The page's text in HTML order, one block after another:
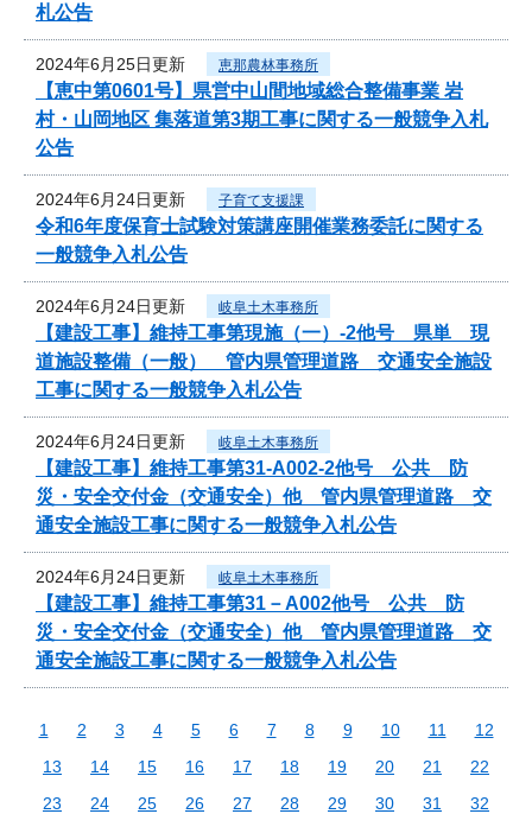
札公告
2024年6月25日更新 恵那農林事務所
【恵中第0601号】県営中山間地域総合整備事業 岩
村・山岡地区 集落道第3期工事に関する一般競争入札
公告
2024年6月24日更新 子育て支援課
令和6年度保育士試験対策講座開催業務委託に関する
一般競争入札公告
2024年6月24日更新 岐阜土木事務所
【建設工事】維持工事第現施（一）-2他号 県単 現
道施設整備（一般） 管内県管理道路 交通安全施設
工事に関する一般競争入札公告
2024年6月24日更新 岐阜土木事務所
【建設工事】維持工事第31-A002-2他号 公共 防
災・安全交付金（交通安全）他 管内県管理道路 交
通安全施設工事に関する一般競争入札公告
2024年6月24日更新 岐阜土木事務所
【建設工事】維持工事第31－A002他号 公共 防
災・安全交付金（交通安全）他 管内県管理道路 交
通安全施設工事に関する一般競争入札公告
1 2 3 4 5 6 7 8 9 10 11
12
13
14 15 16 17 18 19 20 21
22
23
24 25 26 27 28 29 30 31
32